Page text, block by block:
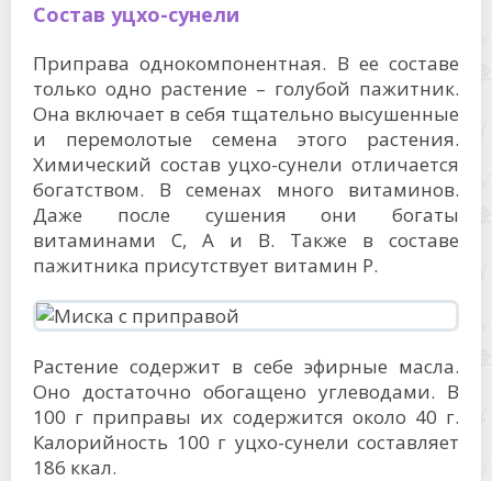
Состав уцхо-сунели
Приправа однокомпонентная. В ее составе
только одно растение – голубой пажитник.
Она включает в себя тщательно высушенные
и перемолотые семена этого растения.
Химический состав уцхо-сунели отличается
богатством. В семенах много витаминов.
Даже после сушения они богаты
витаминами C, A и B. Также в составе
пажитника присутствует витамин P.
Растение содержит в себе эфирные масла.
Оно достаточно обогащено углеводами. В
100 г приправы их содержится около 40 г.
Калорийность 100 г уцхо-сунели составляет
186 ккал.